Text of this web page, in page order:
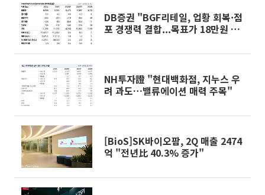
DB증권 "BGF리테일, 업황 회복·점
포 경쟁력 결합...목표가 18만원 상
NH투자證 "현대백화점, 지누스 우
려 과도…밸류에이션 매력 주목"
[BioS]SK바이오팜, 2Q 매출 2474
억 "전년比 40.3% 증가"